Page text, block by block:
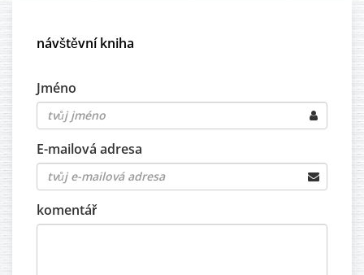
návštěvní kniha
Jméno
E-mailová adresa
komentář